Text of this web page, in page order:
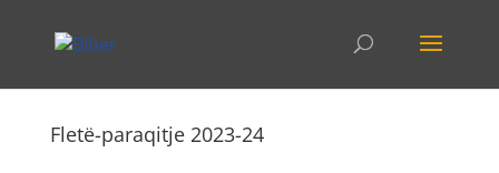
Fletë-paraqitje 2023-24